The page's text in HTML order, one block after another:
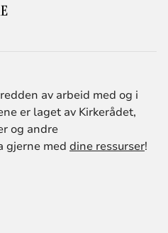
av arbeid med og i
er laget av Kirkerådet,
og andre
gjerne med dine ressurser!